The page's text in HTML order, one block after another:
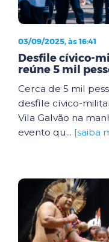
03/09/2025, às 16:41
Desfile cívico-
reúne 5 mil
Cerca de 5 mil
desfile cívico-
Vila Galvão na
evento qu... [saiba